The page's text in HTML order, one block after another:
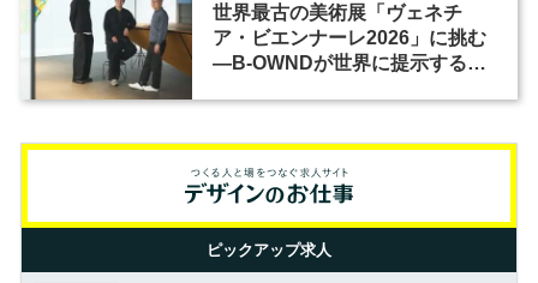
世界最古の美術展「ヴェネチ
ア・ビエンナーレ2026」に挑む
―B-OWNDが世界に提示する美
ピックアップ求人